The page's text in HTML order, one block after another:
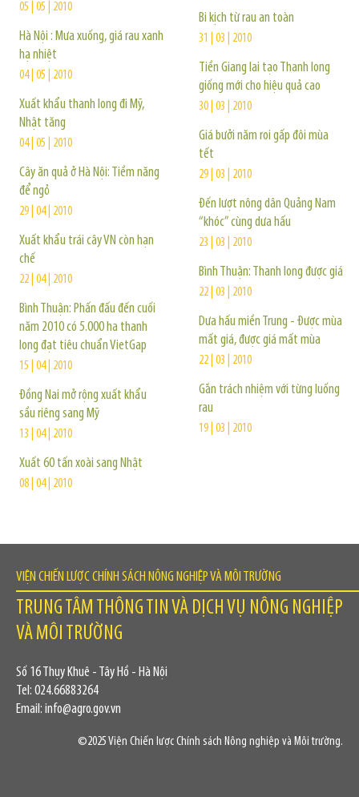
05 | 05 | 2010
Hà Nội : Mưa xuống, giá rau xanh
hạ nhiệt
04 | 05 | 2010
Xuất khẩu thanh long đi Mỹ,
Nhật tăng
04 | 05 | 2010
Cây ăn quả ở Hà Nội: Tiềm năng
để ngỏ
29 | 04 | 2010
Xuất khẩu trái cây VN còn hạn
chế
22 | 04 | 2010
Bình Thuận: Phấn đấu đến cuối
năm 2010 có 5.000 ha thanh
long đạt tiêu chuẩn VietGap
15 | 04 | 2010
Đồng Nai mở rộng xuất khẩu
sầu riêng sang Mỹ
13 | 04 | 2010
Xuất 60 tấn xoài sang Nhật
08 | 04 | 2010
Bi kịch từ rau an toàn
31 | 03 | 2010
Tiền Giang lai tạo Thanh long
giống mới cho hiệu quả cao
30 | 03 | 2010
Giá bưởi năm roi gấp đôi mùa
tết
29 | 03 | 2010
Đến lượt nông dân Quảng Nam
“khóc” cùng dưa hấu
23 | 03 | 2010
Bình Thuận: Thanh long được giá
22 | 03 | 2010
Dưa hấu miền Trung - Được mùa
mất giá, được giá mất mùa
22 | 03 | 2010
Gắn trách nhiệm với từng luống
rau
19 | 03 | 2010
VIỆN CHIẾN LƯỢC CHÍNH SÁCH NÔNG NGHIỆP VÀ MÔI TRƯỜNG
TRUNG TÂM THÔNG TIN VÀ DỊCH VỤ NÔNG NGHIỆP
VÀ MÔI TRƯỜNG
Số 16 Thụy Khuê - Tây Hồ - Hà Nội
Tel: 024.66883264
Email: info@agro.gov.vn
©2025 Viện Chiến lược Chính sách Nông nghiệp và Môi trường.